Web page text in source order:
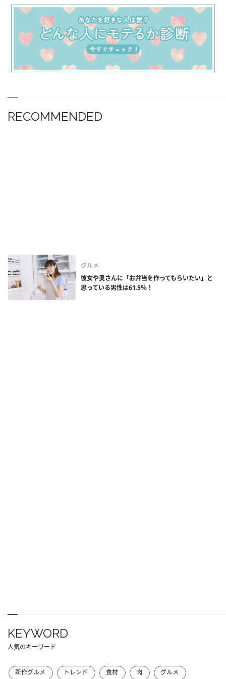
RECOMMENDED
グルメ
彼女や奥さんに「お弁当を作ってもらいたい」と
思っている男性は61.5％！
KEYWORD
人気のキーワード
新作グルメ トレンド 食材 肉
グルメ